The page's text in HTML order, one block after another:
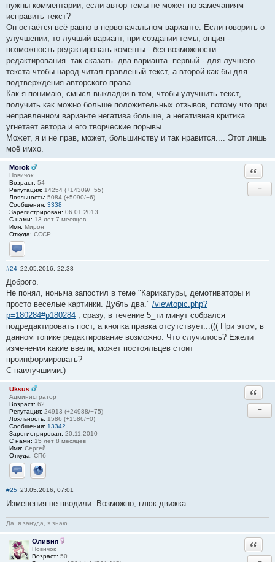
нужны комментарии, если автор темы не может по замечаниям
исправить текст?
Он остаётся всё равно в первоначальном варианте. Если говорить о
улучшении, то лучший вариант, при создании темы, опция -
возможность редактировать коменты - без возможности
редактирования. так сказать. два варианта. первый - для лучшего
текста чтобы народ читал правленый текст, а второй как бы для
подтверждения авторского права.
Как я понимаю, смысл выкладки в том, чтобы улучшить текст,
получить как можно больше положительных отзывов, потому что при
неправленном варианте негатива больше, а негативная критика
угнетает автора и его творческие порывы.
Может, я и не прав, может, большинству и так нравится.... Этот лишь
моё имхо.
Morok
Новичок
Возраст: 54
Репутация: 14254 (+14309/−55)
Лояльность: 5084 (+5090/−6)
Сообщения: 3338
Зарегистрирован: 06.01.2013
С нами: 13 лет 7 месяцев
Имя: Мирон
Откуда: СССР
Отправить личное сообщение
−
#24 22.05.2016, 22:38
Доброго.
Не понял, ноныча запостил в теме "Карикатуры, демотиваторы и
просто веселые картинки. Дубль два." /viewtopic.php?
p=180284#p180284 , сразу, в течение 5_ти минут собрался
подредактировать пост, а кнопка правка отсутствует...((( При этом, в
данном топике редактирование возможно. Что случилось? Ежели
изменения какие ввели, может постояльцев стоит
проинформировать?
С наилучшими.)
Uksus
Администратор
Возраст: 62
Репутация: 24913 (+24988/−75)
Лояльность: 1586 (+1586/−0)
Сообщения: 13342
Зарегистрирован: 20.11.2010
С нами: 15 лет 8 месяцев
Имя: Сергей
Откуда: СПб
Отправить личное сообщение
Сайт
−
#25 23.05.2016, 07:01
Изменения не вводили. Возможно, глюк движка.
Да, я зануда, я знаю...
Оливия
Новичок
Возраст: 50